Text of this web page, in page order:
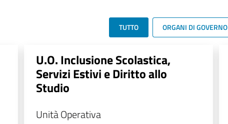
TUTTO ORGANI DI GOVERNO
U.O. Inclusione Scolastica,
Servizi Estivi e Diritto allo
Studio
Unità Operativa